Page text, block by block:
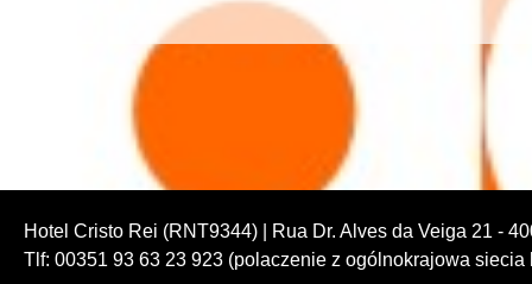
Hotel Cristo Rei (RNT9344) | Rua Dr. Alves da Veiga 21 -
Tlf: 00351 93 63 23 923 (polaczenie z ogólnokrajowa